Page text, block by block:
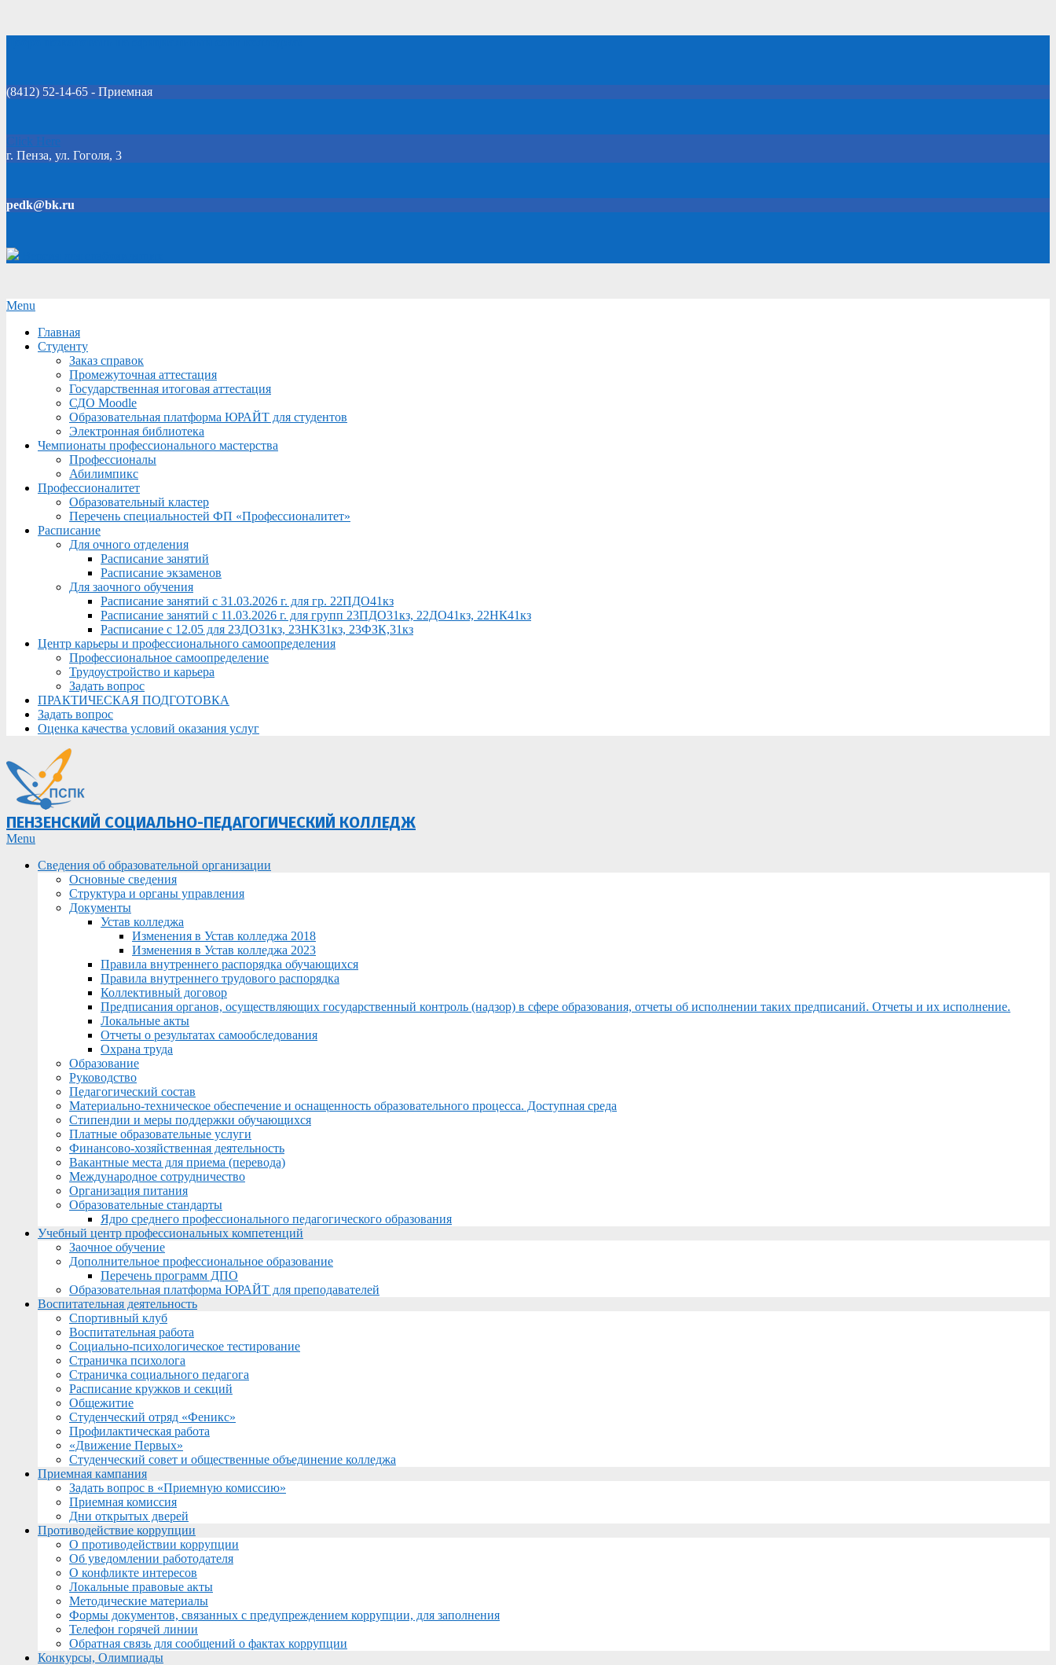
(8412) 52-14-65 - Приемная
Click Here
г. Пенза, ул. Гоголя, 3
pedk@bk.ru
Secondary
Menu
Menu
Главная
Студенту
Заказ справок
Промежуточная аттестация
Государственная итоговая аттестация
СДО Moodle
Образовательная платформа ЮРАЙТ для студентов
Электронная библиотека
Чемпионаты профессионального мастерства
Профессионалы
Абилимпикс
Профессионалитет
Образовательный кластер
Перечень специальностей ФП «Профессионалитет»
Расписание
Для очного отделения
Расписание занятий
Расписание экзаменов
Для заочного обучения
Расписание занятий с 31.03.2026 г. для гр. 22ПДО41кз
Расписание занятий с 11.03.2026 г. для групп 23ПДО31кз, 22ДО41кз, 22НК41кз
Расписание с 12.05 для 23ДО31кз, 23НК31кз, 23ФЗК,31кз
Центр карьеры и профессионального самоопределения
Профессиональное самоопределение
Трудоустройство и карьера
Задать вопрос
ПРАКТИЧЕСКАЯ ПОДГОТОВКА
Задать вопрос
Оценка качества условий оказания услуг
ПЕНЗЕНСКИЙ СОЦИАЛЬНО-ПЕДАГОГИЧЕСКИЙ КОЛЛЕДЖ
Primary
Menu
Menu
Сведения об образовательной организации
Основные сведения
Структура и органы управления
Документы
Устав колледжа
Изменения в Устав колледжа 2018
Изменения в Устав колледжа 2023
Правила внутреннего распорядка обучающихся
Правила внутреннего трудового распорядка
Коллективный договор
Предписания органов, осуществляющих государственный контроль (надзор) в сфере образования, отчеты об исполнении таких предписаний. Отчеты и их исполнение.
Локальные акты
Отчеты о результатах самообследования
Охрана труда
Образование
Руководство
Педагогический состав
Материально-техническое обеспечение и оснащенность образовательного процесса. Доступная среда
Стипендии и меры поддержки обучающихся
Платные образовательные услуги
Финансово-хозяйственная деятельность
Вакантные места для приема (перевода)
Международное сотрудничество
Организация питания
Образовательные стандарты
Ядро среднего профессионального педагогического образования
Учебный центр профессиональных компетенций
Заочное обучение
Дополнительное профессиональное образование
Перечень программ ДПО
Образовательная платформа ЮРАЙТ для преподавателей
Воспитательная деятельность
Спортивный клуб
Воспитательная работа
Социально-психологическое тестирование
Страничка психолога
Страничка социального педагога
Расписание кружков и секций
Общежитие
Студенческий отряд «Феникс»
Профилактическая работа
«Движение Первых»
Студенческий совет и общественные объединение колледжа
Приемная кампания
Задать вопрос в «Приемную комиссию»
Приемная комиссия
Дни открытых дверей
Противодействие коррупции
О противодействии коррупции
Об уведомлении работодателя
О конфликте интересов
Локальные правовые акты
Методические материалы
Формы документов, связанных с предупреждением коррупции, для заполнения
Телефон горячей линии
Обратная связь для сообщений о фактах коррупции
Конкурсы, Олимпиады